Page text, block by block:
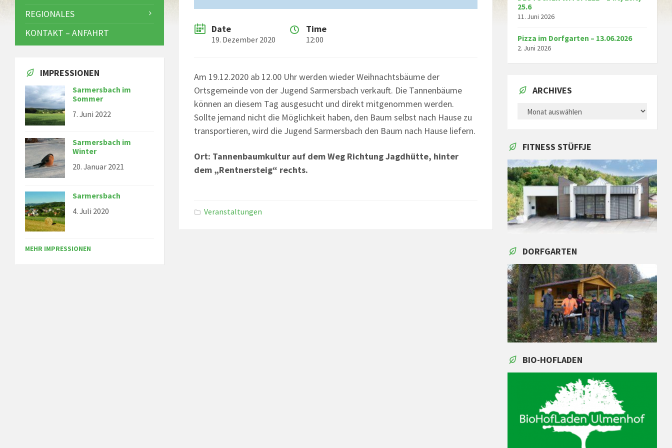
Date
19. Dezember 2020
Time
12:00
Am 19.12.2020 ab 12.00 Uhr werden wieder Weihnachtsbäume der
Ortsgemeinde von der Jugend Sarmersbach verkauft. Die Tannenbäume
können an diesem Tag ausgesucht und direkt mitgenommen werden.
Sollte jemand nicht die Möglichkeit haben, den Baum selbst nach Hause zu
transportieren, wird die Jugend Sarmersbach den Baum nach Hause liefern.
Ort: Tannenbaumkultur auf dem Weg Richtung Jagdhütte, hinter
dem „Rentnersteig“ rechts.
Veranstaltungen
REGIONALES
KONTAKT – ANFAHRT
IMPRESSIONEN
Sarmersbach im
Sommer
7. Juni 2022
Sarmersbach im
Winter
20. Januar 2021
Sarmersbach
4. Juli 2020
MEHR IMPRESSIONEN
25.6
11. Juni 2026
Pizza im Dorfgarten – 13.06.2026
2. Juni 2026
ARCHIVES
ARCHIVES
FITNESS STÜFFJE
DORFGARTEN
BIO-HOFLADEN